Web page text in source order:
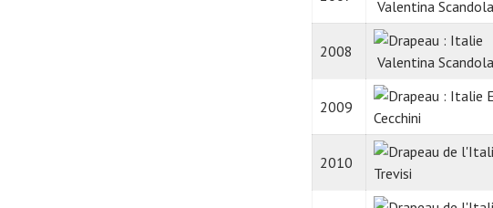
Valentina
2008
Valentina
2009
Cecchini
2010
Trevisi